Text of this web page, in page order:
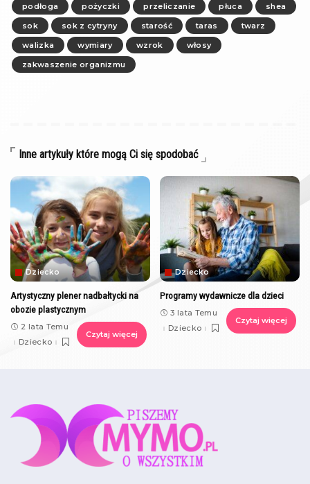
podłoga
pożyczki przeliczanie płuca
shea
sok
sok z cytryny starość taras
twarz
walizka
wymiary wzrok
włosy
zakwaszenie organizmu
Inne artykuły które mogą Ci się spodobać
Dziecko
Artystyczny plener nadbałtycki na
obozie plastycznym
2 lata Temu
Dziecko
Czytaj więcej
Dziecko
Programy wydawnicze dla dzieci
3 lata Temu
Dziecko
Czytaj więcej